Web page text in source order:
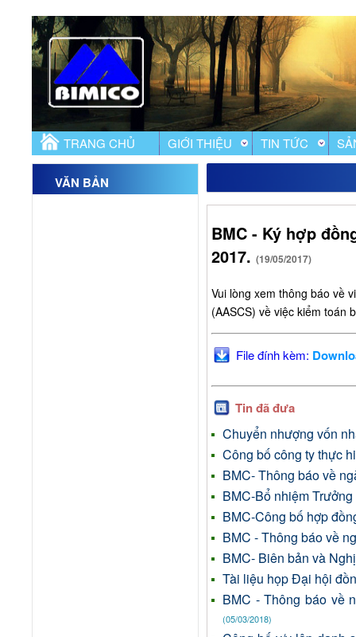
TRANG CHỦ GIỚI THIỆU TIN TỨC
VĂN BẢN
BMC - Ký hợp
2017. (19/05/2017)
Vui lòng xem thông báo về
(AASCS) về việc kiểm toán
File đính kèm:
Tin đã đưa
Chuyển nhượng vốn
Công bố công ty thực
BMC- Thông báo về
BMC-Bổ nhiệm
BMC-Công bố hợp
BMC - Thông báo về
BMC- Biên bản và
Tài liệu họp Đại hội
BMC - Thông báo về
(05/03/2018)